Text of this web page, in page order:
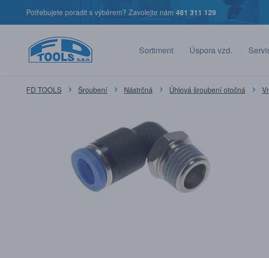
Potřebujete poradit s výběrem? Zavolejte nám 481 311 129
Sortiment Úspora vzd.
FD TOOLS Šroubení Nástrčná Úhlová šroubení otočná